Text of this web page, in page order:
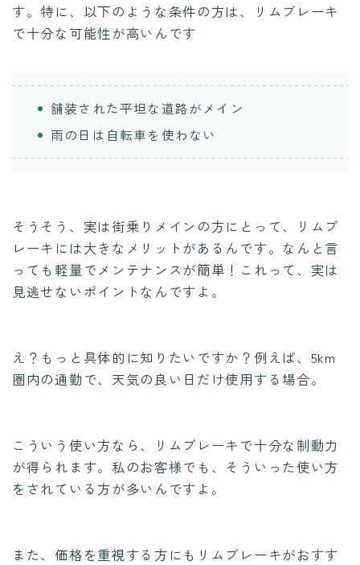
す。特に、以下のような条件の方は、リムブレーキ
で十分な可能性が高いんです
舗装された平坦な道路がメイン
雨の日は自転車を使わない
そうそう、実は街乗りメインの方にとって、リムブ
レーキには大きなメリットがあるんです。なんと言
っても軽量でメンテナンスが簡単！これって、実は
見逃せないポイントなんですよ。
え？もっと具体的に知りたいですか？例えば、5km
圏内の通勤で、天気の良い日だけ使用する場合。
こういう使い方なら、リムブレーキで十分な制動力
が得られます。私のお客様でも、そういった使い方
をされている方が多いんですよ。
また、価格を重視する方にもリムブレーキがおすす